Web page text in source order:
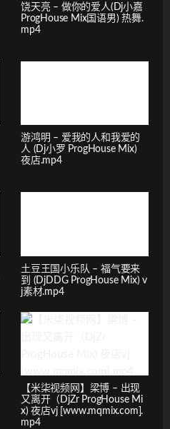
饶天亮 – 做你的爱人(Dj小嘉
ProgHouse Mix国语男) 热舞.
mp4
游鸿明 – 爱我的人和我爱的
人 (Dj小罗 ProgHouse Mix)
夜店.mp4
土豆王国小乐队 – 福气要来
到 (DjDDG ProgHouse Mix) v
j素材.mp4
【米柒视频网】梁博 – 出现
又离开（DjZr ProgHouse Mi
x) 夜店vj [www.mqmix.com].
mp4